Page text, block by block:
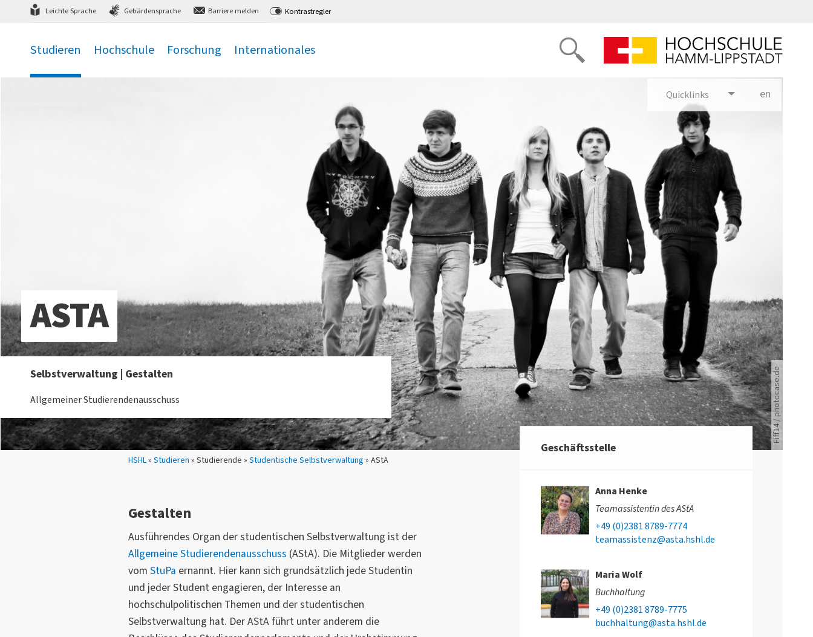
zum Hauptmenü zum Inhalt,
Leichte Sprache Gebärdensprache Barriere melden Kontrastregler
Studieren Hochschule Forschung Internationales
Quicklinks en
Sie sind hier:
HSHL» Studieren » Studierende » Studentische Selbstverwaltung » AStA
Eine Gruppe junger Meschen geht in einer Reihe über einen Feldweg.
Fiff14 / photocase.de
ASTA
Selbstverwaltung | Gestalten
Allgemeiner Studierendenausschuss
Gestalten
Ausführendes Organ der studentischen Selbstverwaltung ist der
Allgemeine Studierendenausschuss (AStA). Die Mitglieder werden
vom StuPa ernannt. Hier kann sich grundsätzlich jede Studentin
und jeder Student engagieren, der Interesse an
hochschulpolitischen Themen und der studentischen
Selbstverwaltung hat. Der AStA führt unter anderem die
Geschäftsstelle
Anna Henke
Teamassistentin des AStA
+49 (0)2381 8789-7774
teamassistenz@asta.hshl.de
Maria Wolf
Buchhaltung
+49 (0)2381 8789-7775
buchhaltung@asta.hshl.de